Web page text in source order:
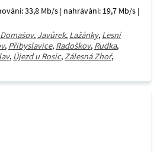
33,8 Mb/s | nahrávání: 19,7 Mb/s |
Domašov, Javůrek, Lažánky, Lesní
, Přibyslavice, Radoškov, Rudka,
, Újezd u Rosic,Zálesná Zhoř,